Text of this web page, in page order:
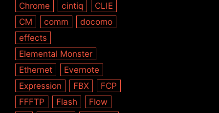
Chrome
cintiq
CLIE
CM
comm
docomo
effects
Elemental Monster
Ethernet
Evernote
Expression
FBX
FCP
FFFTP
Flash
Flow